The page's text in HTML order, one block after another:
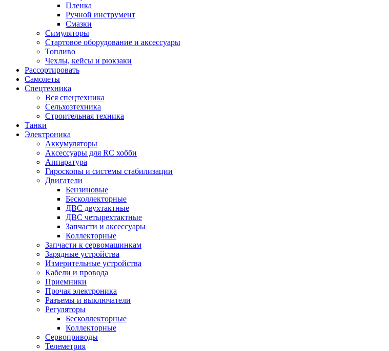
Пленка
Ручной инструмент
Смазки
Симуляторы
Стартовое оборудование и аксессуары
Топливо
Чехлы, кейсы и рюкзаки
Рассортировать
Самолеты
Спецтехника
Вся спецтехника
Сельхозтехника
Строительная техника
Танки
Электроника
Аккумуляторы
Аксессуары для RC хобби
Аппаратура
Гироскопы и системы стабилизации
Двигатели
Бензиновые
Бесколлекторные
ДВС двухтактные
ДВС четырехтактные
Запчасти и аксессуары
Коллекторные
Запчасти к сервомашинкам
Зарядные устройства
Измерительные устройства
Кабели и провода
Приемники
Прочая электроника
Разъемы и выключатели
Регуляторы
Бесколлекторные
Коллекторные
Сервоприводы
Телеметрия